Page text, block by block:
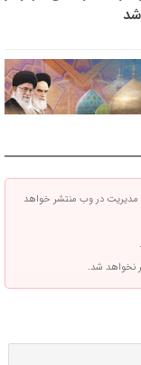
مدیریت در وب منتشر خواهد
نخواهد شد.